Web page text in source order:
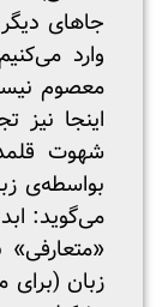
جاهای
وارد
معصوم
اینجا نیز
شهوت
بواسطه‌ی
می‌گوید:
زبان (برای